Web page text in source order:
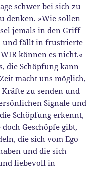
schwer bei sich zu
denken. »Wie sollen
jemals in den Griff
und fällt in frustrierte
können es nicht.«
die Schöpfung kann
macht uns möglich,
zu senden und
Signale und
Schöpfung erkennt,
Geschöpfe gibt,
die sich vom Ego
und die sich
liebevoll in